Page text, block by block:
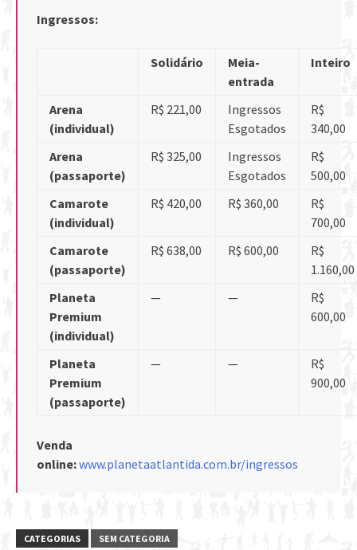
Ingressos:
Solidário
Meia-
entrada
Inteiro
Arena
(individual)
R$ 221,00
Ingressos
Esgotados
R$
340,00
Arena
(passaporte)
R$ 325,00
Ingressos
Esgotados
R$
500,00
Camarote
(individual)
R$ 420,00 R$ 360,00
R$
700,00
Camarote
(passaporte)
R$ 638,00 R$ 600,00
R$
1.160,00
Planeta
Premium
(individual)
— —
R$
600,00
Planeta
Premium
(passaporte)
— —
R$
900,00
Venda
online:www.planetaatlantida.com.br/ingressos
CATEGORIAS SEM CATEGORIA